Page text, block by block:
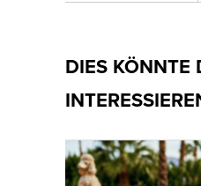
DIES KÖNNTE